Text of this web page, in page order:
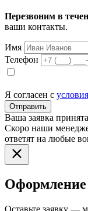
Перезвоним в
ваши контакты.
Имя
Телефон
Я согласен с
Отправить
Ваша заявка
Скоро наши
ответят на любые
Оформление
Оставьте заявку —